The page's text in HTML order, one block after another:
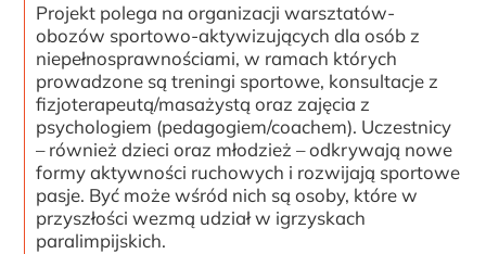
Projekt polega na organizacji warsztatów-
obozów sportowo-aktywizujących dla osób z
niepełnosprawnościami, w ramach których
prowadzone są treningi sportowe, konsultacje z
fizjoterapeutą/masażystą oraz zajęcia z
psychologiem (pedagogiem/coachem). Uczestnicy
– również dzieci oraz młodzież – odkrywają nowe
formy aktywności ruchowych i rozwijają sportowe
pasje. Być może wśród nich są osoby, które w
przyszłości wezmą udział w igrzyskach
paralimpijskich.